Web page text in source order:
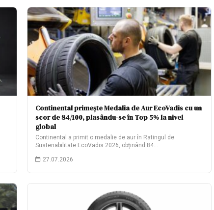
Continental primește Medalia de Aur EcoVadis cu un
scor de 84/100, plasându-se în Top 5% la nivel
global
Continental a primit o medalie de aur în Ratingul de
Sustenabilitate EcoVadis 2026, obținând 84…
27.07.2026